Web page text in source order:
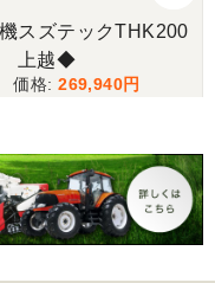
綺麗にお化粧してあ
ています。
スズテックTHK200
上越◆
269,940